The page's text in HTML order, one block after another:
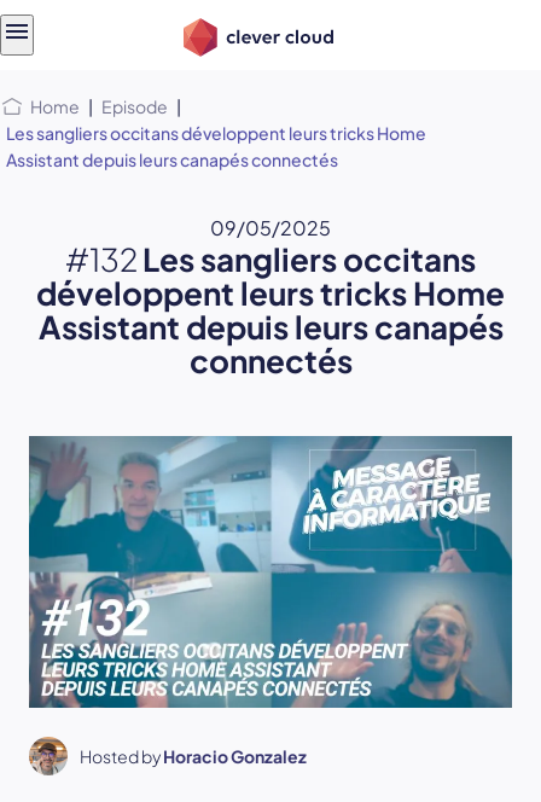
Home | Episode |
Les sangliers occitans développent leurs tricks Home
Assistant depuis leurs canapés connectés
09/05/2025
#132Les sangliers occitans
développent leurs tricks Home
Assistant depuis leurs canapés
connectés
Hosted byHoracio Gonzalez